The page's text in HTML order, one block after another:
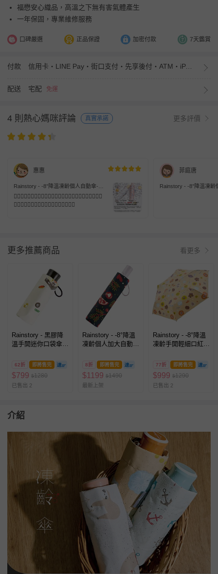
福懋安心織品，高溫之下無有害氣體產生
一年保固，專業維修服務
口碑嚴選 正品保證 加密付款 7天鑑賞
付款 信用卡・LINE Pay・街口支付・先享後付・ATM・iPASS MONEY
配送 宅配 免運
4 則熱心媽咪評論 真實承諾 更多評價
惠惠
Rainstory - -8°降溫凍齡個人自動傘-春
漾飛舞-自動開收傘
👍🏻👍🏻👍🏻👍🏻👍🏻👍🏻👍🏻👍🏻👍🏻👍🏻👍🏻👍🏻👍🏻
👍🏻👍🏻👍🏻👍🏻👍🏻👍🏻👍🏻👍🏻👍🏻
菲庭唐
Rainstory - -8°降溫凍齡
更多推薦商品 看更多
Rainstory - 黑膠降
溫手開迷你口袋傘-
62折 即將售完
$799 $1280
已售出 2
Rainstory - -8°降溫
凍齡個人加大自動
8折 即將售完
$1199 $1490
最新上架
Rainstory - -8°降溫
凍齡手開輕細口紅
77折 即將售完
$999 $1290
已售出 2
介紹